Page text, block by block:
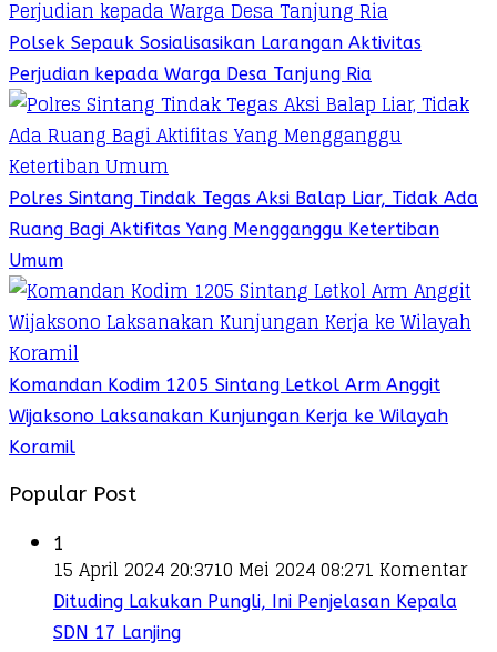
Polsek Sepauk Sosialisasikan Larangan Aktivitas
Perjudian kepada Warga Desa Tanjung Ria
Polres Sintang Tindak Tegas Aksi Balap Liar, Tidak Ada
Ruang Bagi Aktifitas Yang Mengganggu Ketertiban
Umum
Komandan Kodim 1205 Sintang Letkol Arm Anggit
Wijaksono Laksanakan Kunjungan Kerja ke Wilayah
Koramil
Popular Post
1
15 April 2024 20:3710 Mei 2024 08:271 Komentar
Dituding Lakukan Pungli, Ini Penjelasan Kepala
SDN 17 Lanjing